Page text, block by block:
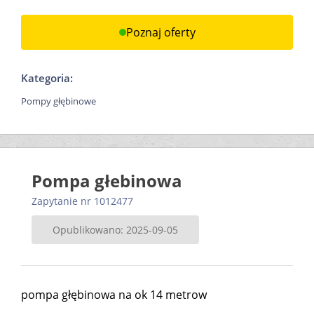
Poznaj oferty
Kategoria:
Pompy głębinowe
Pompa głebinowa
Zapytanie nr 1012477
Opublikowano: 2025-09-05
pompa głębinowa na ok 14 metrow